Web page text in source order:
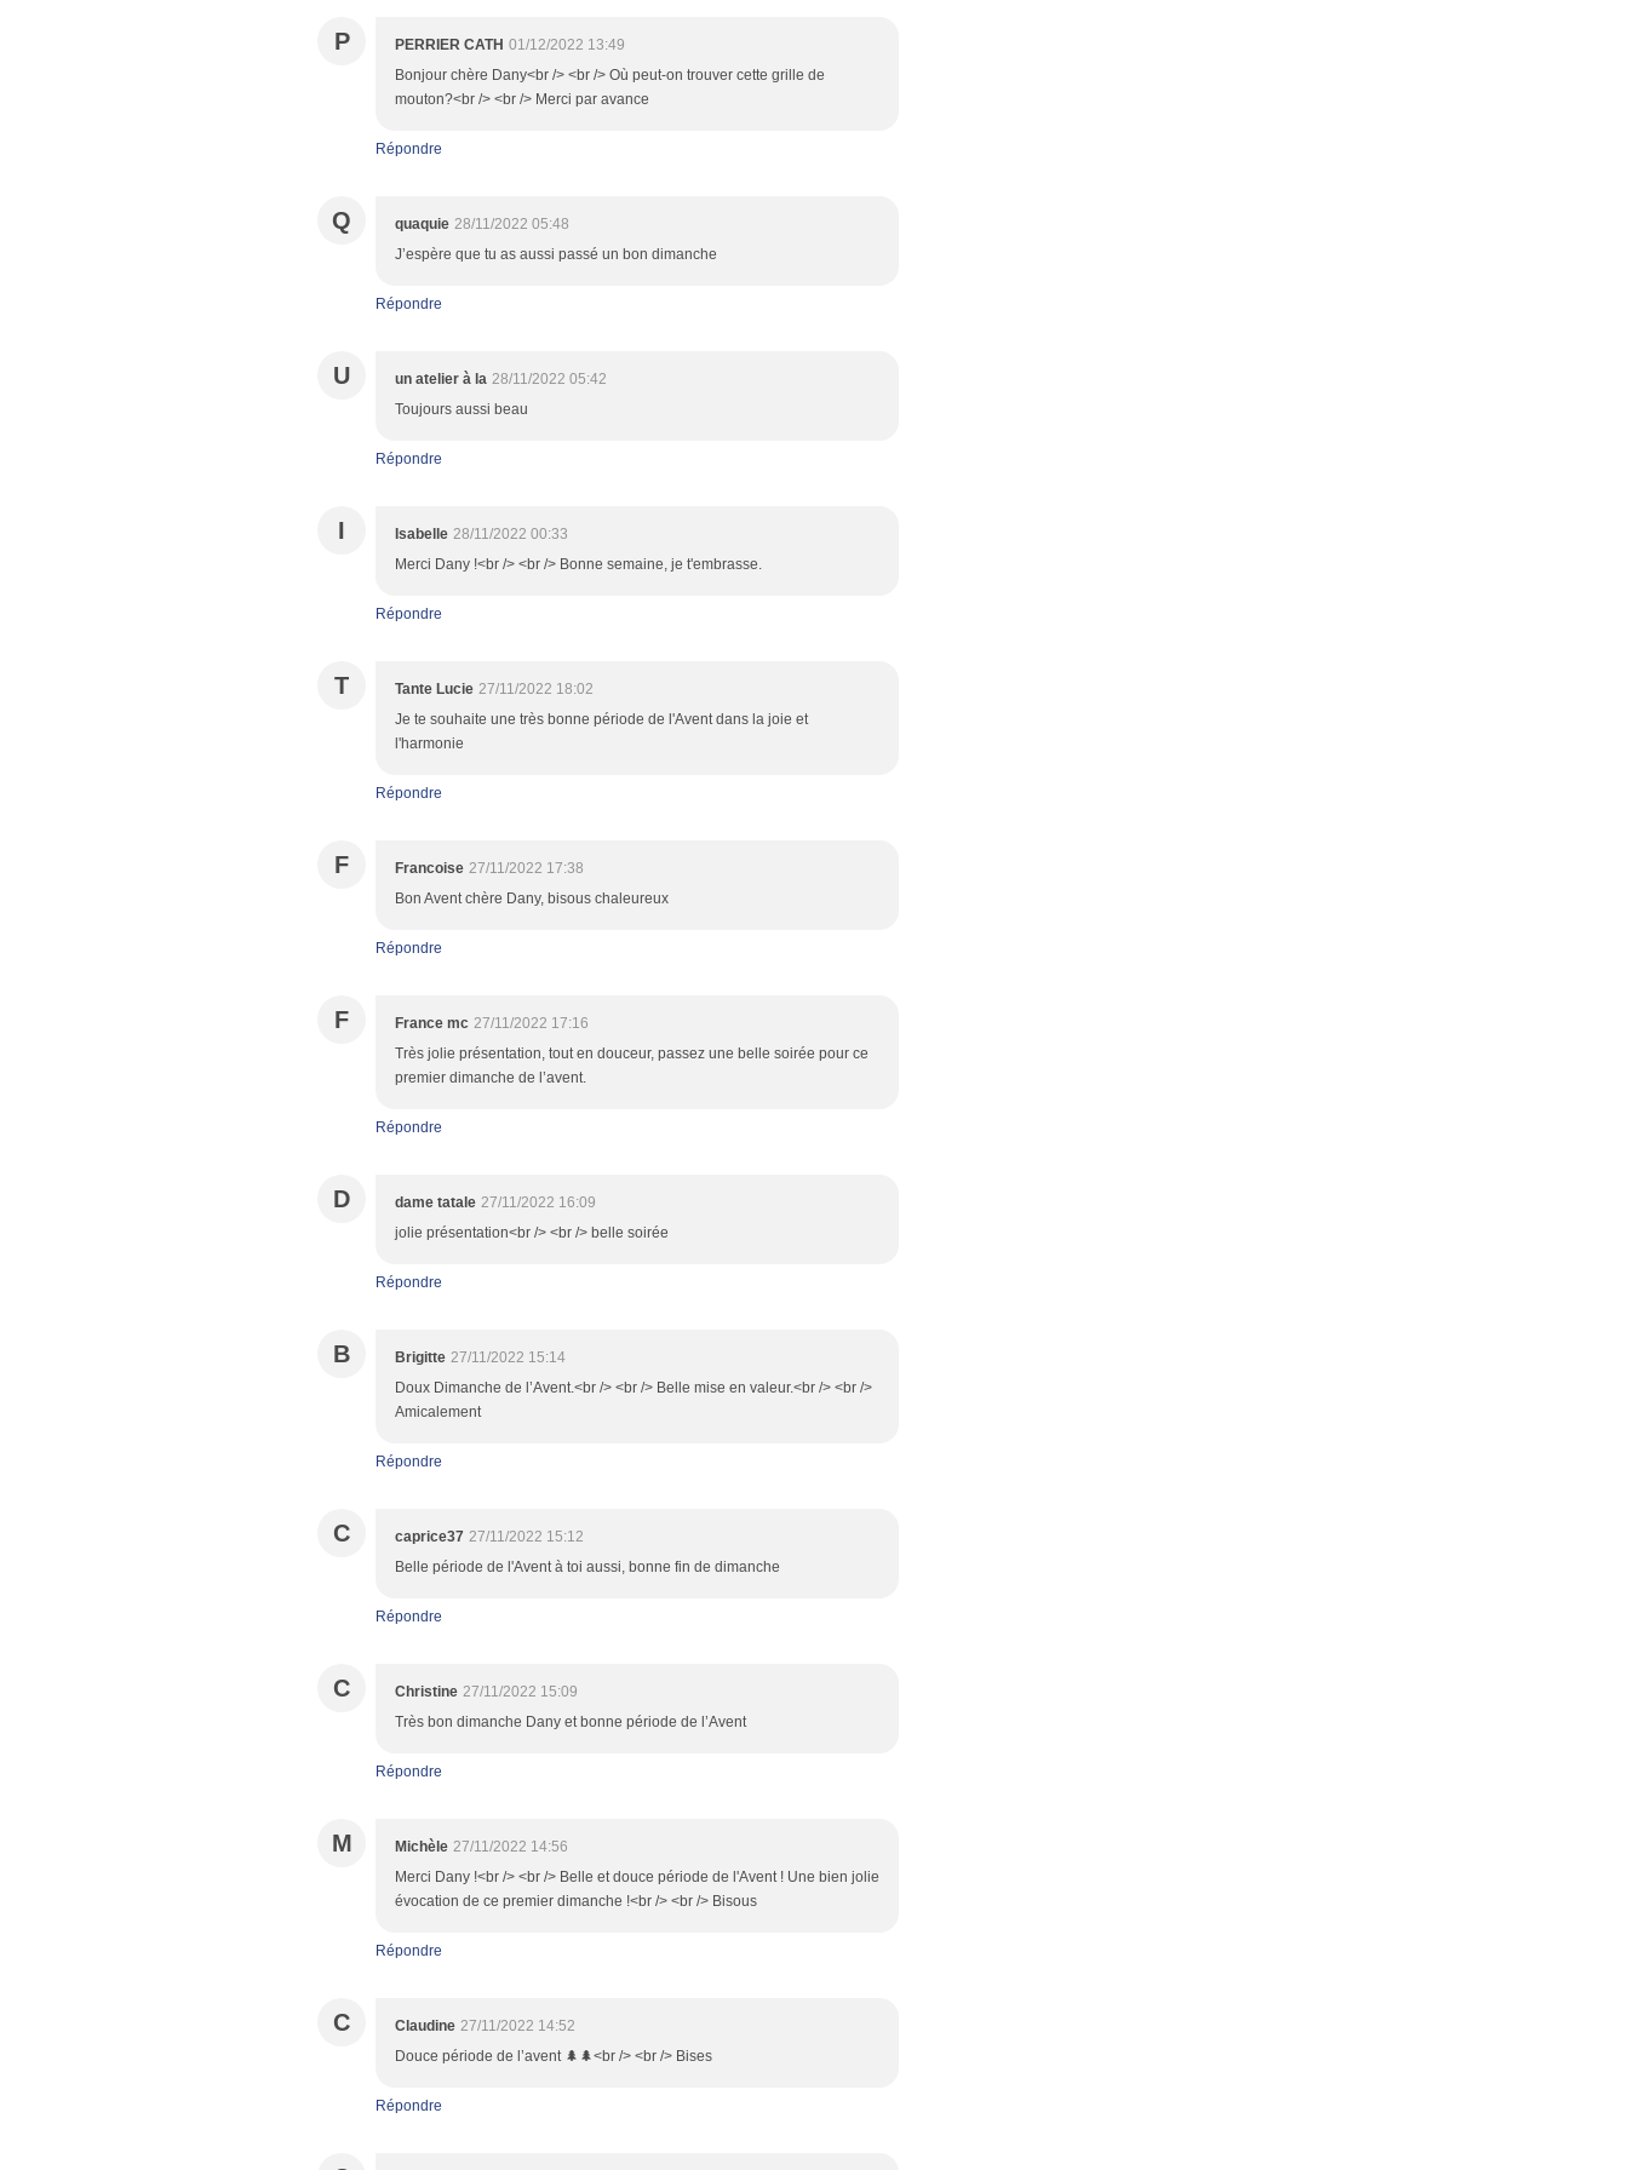
P PERRIER CATH 01/12/2022 13:49
Bonjour chère Dany<br /> <br /> Où peut-on trouver cette grille de
mouton?<br /> <br /> Merci par avance
Répondre
Q quaquie 28/11/2022 05:48
J’espère que tu as aussi passé un bon dimanche
Répondre
U un atelier à la 28/11/2022 05:42
Toujours aussi beau
Répondre
I Isabelle 28/11/2022 00:33
Merci Dany !<br /> <br /> Bonne semaine, je t'embrasse.
Répondre
T Tante Lucie 27/11/2022 18:02
Je te souhaite une très bonne période de l'Avent dans la joie et
l'harmonie
Répondre
F Francoise 27/11/2022 17:38
Bon Avent chère Dany, bisous chaleureux
Répondre
F France mc 27/11/2022 17:16
Très jolie présentation, tout en douceur, passez une belle soirée pour ce
premier dimanche de l’avent.
Répondre
D dame tatale 27/11/2022 16:09
jolie présentation<br /> <br /> belle soirée
Répondre
B Brigitte 27/11/2022 15:14
Doux Dimanche de l’Avent.<br /> <br /> Belle mise en valeur.<br /> <br />
Amicalement
Répondre
C caprice37 27/11/2022 15:12
Belle période de l'Avent à toi aussi, bonne fin de dimanche
Répondre
C Christine 27/11/2022 15:09
Très bon dimanche Dany et bonne période de l’Avent
Répondre
M Michèle 27/11/2022 14:56
Merci Dany !<br /> <br /> Belle et douce période de l'Avent ! Une bien jolie
évocation de ce premier dimanche !<br /> <br /> Bisous
Répondre
C Claudine 27/11/2022 14:52
Douce période de l’avent 🌲🌲<br /> <br /> Bises
Répondre